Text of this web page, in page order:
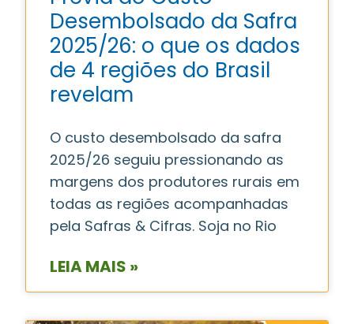
Desembolsado da Safra
2025/26: o que os dados
de 4 regiões do Brasil
revelam
O custo desembolsado da safra
2025/26 seguiu pressionando as
margens dos produtores rurais em
todas as regiões acompanhadas
pela Safras & Cifras. Soja no Rio
LEIA MAIS »